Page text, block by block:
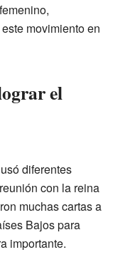
movimiento en
el
diferentes
con la reina
muchas cartas a
Bajos para
importante.